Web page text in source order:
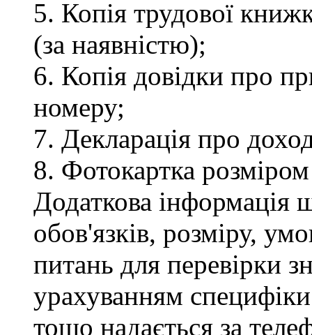
5. Копія трудової
(за наявністю);
6. Копія довідки про
номеру;
7. Декларація про
8. Фотокартка
Додаткова інформація
обов'язків, розміру,
питань для перевірки
урахуванням
тощо надається за